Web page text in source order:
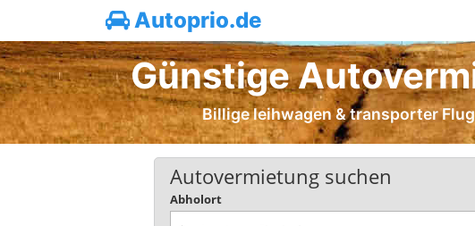
Autoprio.de
Günstige
Billige leihwagen & transporter
Autovermietung suchen
Abholort